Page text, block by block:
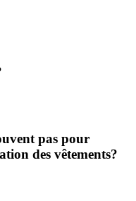
pas pour
des vêtements?